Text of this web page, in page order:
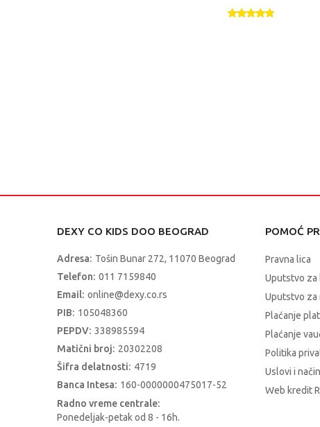
DEXY CO KIDS DOO BEOGRAD
Adresa: Tošin Bunar 272, 11070 Beograd
Telefon: 011 7159840
Email: online@dexy.co.rs
PIB: 105048360
PEPDV: 338985594
Matični broj: 20302208
Šifra delatnosti: 4719
Banca Intesa: 160-0000000475017-52
Radno vreme centrale:
Ponedeljak-petak od 8 - 16h.
POMOĆ
Pravna lica
Uputstvo za
Uputstvo za
Plaćanje
Plaćanje
Politika
Uslovi i
Web kredit